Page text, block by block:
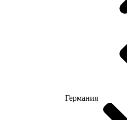
Германия